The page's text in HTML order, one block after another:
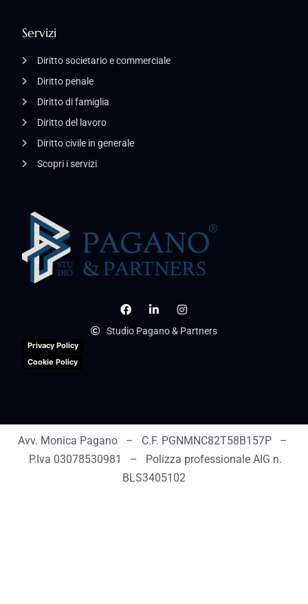
Studio Pagano & Partners
Privacy Policy
Cookie Policy
Servizi
Diritto societario e commerciale
Diritto penale
Diritto di famiglia
Diritto del lavoro
Diritto civile in generale
Scopri i servizi
Avv. Monica Pagano – C.F. PGNMNC82T58B157P –
P.Iva 03078530981 – Polizza professionale AIG n.
BLS3405102